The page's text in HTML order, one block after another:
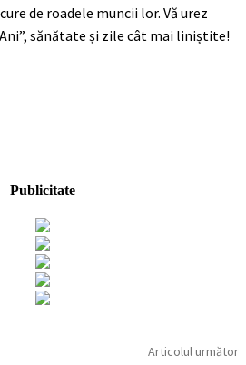
de roadele muncii lor. Vă urez
sănătate și zile cât mai liniștite!
Publicitate
Articolul următor